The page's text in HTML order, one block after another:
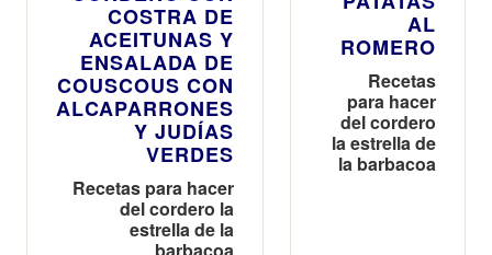
COSTRA DE
ACEITUNAS Y
ENSALADA DE
COUSCOUS CON
ALCAPARRONES
Y JUDÍAS
VERDES
Recetas para hacer
del cordero la
estrella de la
AL
ROMERO
Recetas
para hacer
del cordero
la estrella de
la barbacoa